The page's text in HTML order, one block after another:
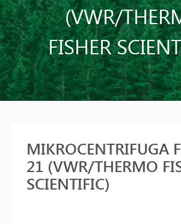
(VWR/
FISHER
MIKROCENTRIFUGA
21 (VWR/THERMO
SCIENTIFIC)